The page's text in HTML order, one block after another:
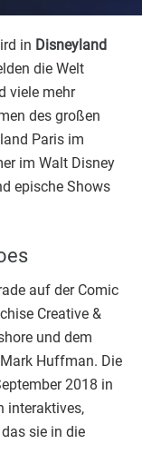
in Disneyland
die Welt
viele mehr
des großen
Paris im
im Walt Disney
epische Shows
auf der Comic
Creative &
und dem
Huffman. Die
2018 in
interaktives,
sie in die